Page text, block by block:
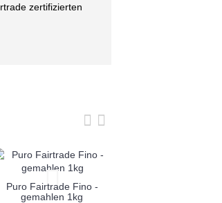
zertifizierten
Puro Fairtrade Fino -
gemahlen 1kg